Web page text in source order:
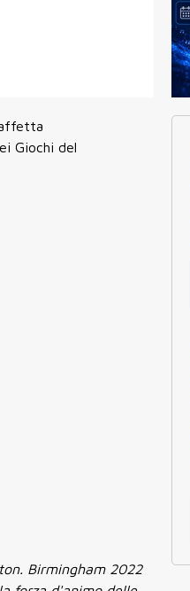
Giochi del
Birmingham 2022